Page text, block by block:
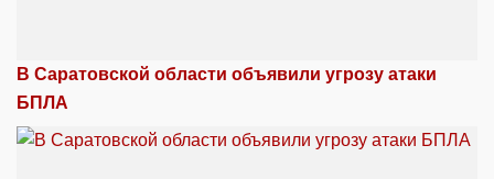
В Саратовской области объявили угрозу атаки
БПЛА